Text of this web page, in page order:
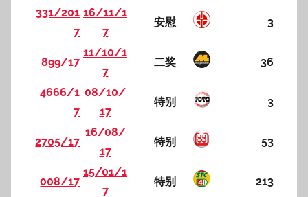
331/201
7
16/11/1
7
安慰 3
899/17
11/10/1
7
二奖 36
4666/1
7
08/10/
17
特别 3
2705/17
16/08/
17
特别 53
008/17
15/01/1
7
特别 213